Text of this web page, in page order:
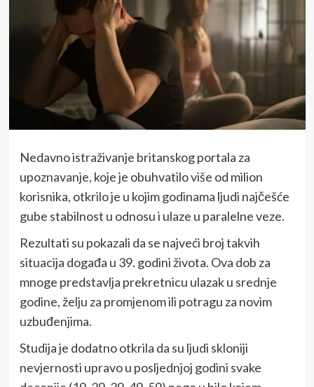
Nedavno istraživanje britanskog portala za
upoznavanje, koje je obuhvatilo više od milion
korisnika, otkrilo je u kojim godinama ljudi najčešće
gube stabilnost u odnosu i ulaze u paralelne veze.
Rezultati su pokazali da se najveći broj takvih
situacija događa u 39. godini života. Ova dob za
mnoge predstavlja prekretnicu ulazak u srednje
godine, želju za promjenom ili potragu za novim
uzbuđenjima.
Studija je dodatno otkrila da su ljudi skloniji
nevjernosti upravo u posljednjoj godini svake